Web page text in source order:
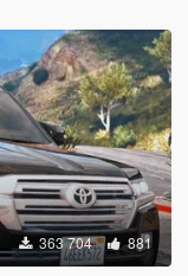
363 704 881